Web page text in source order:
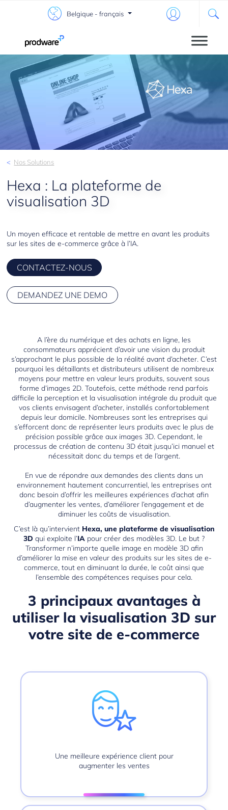
Belgique - français
Nos Solutions
Hexa : La plateforme de
visualisation 3D
Un moyen efficace et rentable de mettre en avant les produits
sur les sites de e-commerce grâce à l’IA.
CONTACTEZ-NOUS
DEMANDEZ UNE DEMO
A l’ère du numérique et des achats en ligne, les
consommateurs apprécient d’avoir une vision du produit
s’approchant le plus possible de la réalité avant d’acheter. C’est
pourquoi les détaillants et distributeurs utilisent de nombreux
moyens pour mettre en valeur leurs produits, souvent sous
forme d’images 2D. Toutefois, cette méthode rend parfois
difficile la perception et la visualisation intégrale du produit que
vos clients envisagent d’acheter, installés confortablement
depuis leur domicile. Nombreuses sont les entreprises qui
s’efforcent donc de représenter leurs produits avec le plus de
précision possible grâce aux images 3D. Cependant, le
processus de création de contenu 3D était jusqu’ici manuel et
nécessitait donc du temps et de l’argent.
En vue de répondre aux demandes des clients dans un
environnement hautement concurrentiel, les entreprises ont
donc besoin d’offrir les meilleures expériences d’achat afin
d’augmenter les ventes, d’améliorer l’engagement et de
diminuer les coûts de visualisation.
C’est là qu’intervient Hexa, une plateforme de visualisation
3D qui exploite l’IA pour créer des modèles 3D. Le but ?
Transformer n’importe quelle image en modèle 3D afin
d’améliorer la mise en valeur des produits sur les sites de e-
commerce, tout en diminuant la durée, le coût ainsi que
l’ensemble des compétences requises pour cela.
3 principaux avantages à
utiliser la visualisation 3D sur
votre site de e-commerce
Une meilleure expérience client pour
augmenter les ventes